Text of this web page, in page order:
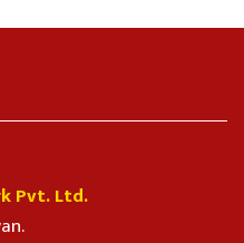
Pvt. Ltd.